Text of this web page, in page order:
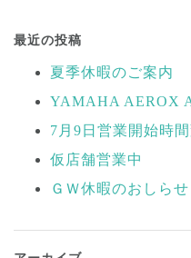
稿
ナ
ゲ
ー
シ
ン
最近の投稿
夏季休暇のご案内
YAMAHA AEROX
7月9日営業開始時
仮店舗営業中
ＧＷ休暇のおしらせ